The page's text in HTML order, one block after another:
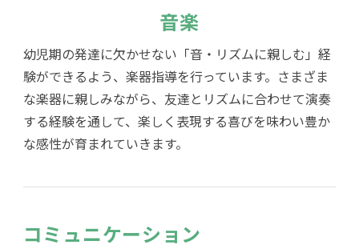
音楽
幼児期の発達に欠かせない「音・リズムに親しむ」経
験ができるよう、楽器指導を行っています。さまざま
な楽器に親しみながら、友達とリズムに合わせて演奏
する経験を通して、楽しく表現する喜びを味わい豊か
な感性が育まれていきます。
コミュニケーション